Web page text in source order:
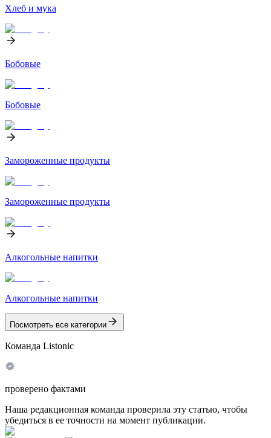
Хлеб и мука
Бобовые
Бобовые
Замороженные продукты
Замороженные продукты
Алкогольные напитки
Алкогольные напитки
Посмотреть все категории
Команда Listonic
проверено фактами
Наша редакционная команда проверила эту статью, чтобы
убедиться в ее точности на момент публикации.